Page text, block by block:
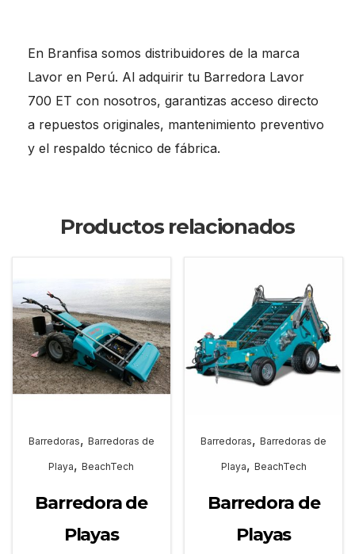
En Branfisa somos distribuidores de la marca
Lavor en Perú. Al adquirir tu Barredora Lavor
700 ET con nosotros, garantizas acceso directo
a repuestos originales, mantenimiento preventivo
y el respaldo técnico de fábrica.
Productos relacionados
Barredoras, Barredoras de
Playa,BeachTech
Barredora de
Playas
Barredoras,Barredoras de
Playa, BeachTech
Barredora de
Playas